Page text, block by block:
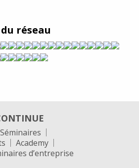
réseau
Séminaires
Academy
d’entreprise